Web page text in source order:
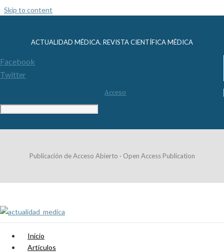
Skip to content
ACTUALIDAD MÉDICA. REVISTA CIENTÍFICA MÉDICA
Facebook
Twitter
Acceso
Publicación de Acceso Abierto · Open Access Publication
Inicio
Artículos